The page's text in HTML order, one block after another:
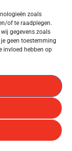
zoals
of te raadplegen.
gegevens zoals
geen toestemming
invloed hebben op
bij Buma Stemra
bij SENA onder
van Het Radionieuws.
All Rights